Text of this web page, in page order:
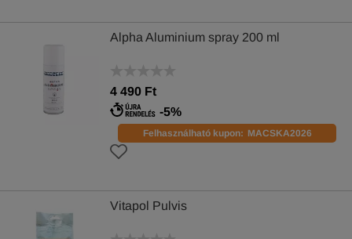
Alpha Aluminium spray 200 ml
4 490 Ft
-5%
Felhasználható kupon: MACSKA2026
Vitapol Pulvis